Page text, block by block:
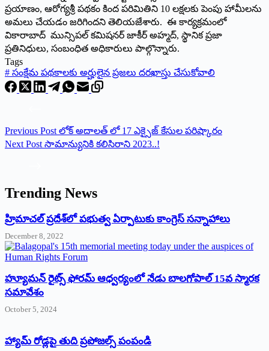
ప్రయాణం, ఆరోగ్యశ్రీ పథకం కింద పరిమితిని 10 లక్షలకు పెంపు హామీలను
అమలు చేయడం జరిగిందని తెలియజేశారు. ఈ కార్యక్రమంలో
వికారాబాద్ మున్సిపల్ కమిషనర్ జాకీర్ అహ్మద్, స్థానిక ప్రజా
ప్రతినిధులు, సంబంధిత అధికారులు పాల్గొన్నారు.
Tags
# సంక్షేమ పథకాలకు అర్హులైన ప్రజలు దరఖాస్తు చేసుకోవాలి
Previous Post లోక్ అదాలత్ లో 17 ఎక్సైజ్ కేసుల పరిష్కారం
Next Post సామాన్యునికి కలిసిరాని 2023..!
Trending News
‌హ్రిమాచల్‌ ‌ప్రదేశ్‌లో పభుత్వ ఏర్పాటుకు కాంగ్రెస్‌ ‌సన్నాహాలు
December 8, 2022
హ్యూమన్‌ రైట్స్‌ ఫోరమ్‌ ఆధ్వర్యంలో నేడు బాలగోపాల్‌ 15వ స్మారక
సమావేశం
October 5, 2024
హ్యామ్‌ రోడ్లపై తుది ప్రపోజల్స్‌ పంపండి